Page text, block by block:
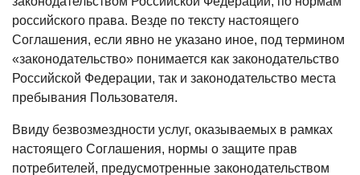
российского права. Везде по тексту настоящего
Соглашения, если явно не указано иное, под термином
«законодательство» понимается как законодательство
Российской Федерации, так и законодательство места
пребывания Пользователя.
Ввиду безвозмездности услуг, оказываемых в рамках
настоящего Соглашения, нормы о защите прав
потребителей, предусмотренные законодательством